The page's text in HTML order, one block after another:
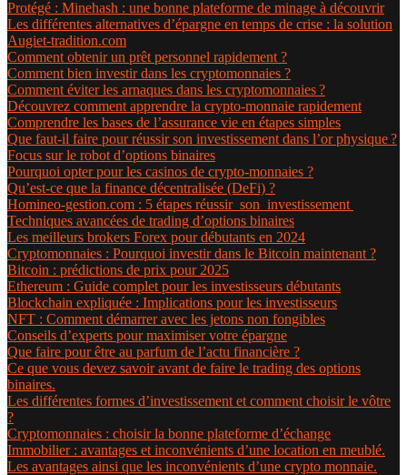
Protégé : Minehash : une bonne plateforme de minage à découvrir
Les différentes alternatives d’épargne en temps de crise : la solution
Augiet-tradition.com
Comment obtenir un prêt personnel rapidement ?
Comment bien investir dans les cryptomonnaies ?
Comment éviter les arnaques dans les cryptomonnaies ?
Découvrez comment apprendre la crypto-monnaie rapidement
Comprendre les bases de l’assurance vie en étapes simples
Que faut-il faire pour réussir son investissement dans l’or physique ?
Focus sur le robot d’options binaires
Pourquoi opter pour les casinos de crypto-monnaies ?
Qu’est-ce que la finance décentralisée (DeFi) ?
Homineo-gestion.com : 5 étapes réussir son investissement
Techniques avancées de trading d’options binaires
Les meilleurs brokers Forex pour débutants en 2024
Cryptomonnaies : Pourquoi investir dans le Bitcoin maintenant ?
Bitcoin : prédictions de prix pour 2025
Ethereum : Guide complet pour les investisseurs débutants
Blockchain expliquée : Implications pour les investisseurs
NFT : Comment démarrer avec les jetons non fongibles
Conseils d’experts pour maximiser votre épargne
Que faire pour être au parfum de l’actu financière ?
Ce que vous devez savoir avant de faire le trading des options
binaires.
Les différentes formes d’investissement et comment choisir le vôtre
?
Cryptomonnaies : choisir la bonne plateforme d’échange
Immobilier : avantages et inconvénients d’une location en meublé.
Les avantages ainsi que les inconvénients d’une crypto monnaie.